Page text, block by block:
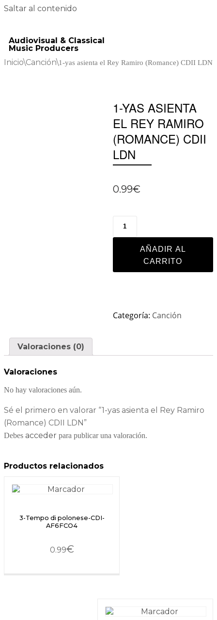
Saltar al contenido
Audiovisual & Classical
Music Producers
Inicio\Canción\1-yas asienta el Rey Ramiro (Romance) CDII LDN
1-YAS ASIENTA
EL REY RAMIRO
(ROMANCE) CDII
LDN
0.99€
AÑADIR AL
CARRITO
Categoría: Canción
Valoraciones (0)
Valoraciones
No hay valoraciones aún.
Sé el primero en valorar “1-yas asienta el Rey Ramiro
(Romance) CDII LDN”
Debes acceder para publicar una valoración.
Productos relacionados
3-Tempo di polonese-CDI-
AF6FCO4
0.99€